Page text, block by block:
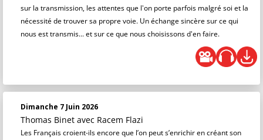
sur la transmission, les attentes que l'on porte parfois malgré soi et la
nécessité de trouver sa propre voie. Un échange sincère sur ce qui
nous est transmis... et sur ce que nous choisissons d'en faire.
Dimanche 7 Juin 2026
Thomas Binet avec Racem Flazi
Les Français croient-ils encore que l’on peut s’enrichir en créant son